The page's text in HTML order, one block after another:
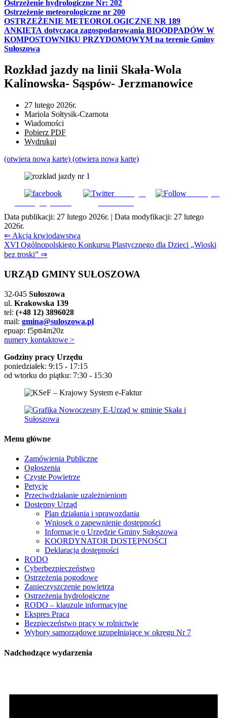
Ostrzeżenie hydrologiczne Nr: 202
Ostrzeżenie meteorologiczne nr 200
OSTRZEŻENIE METEOROLOGICZNE NR 189
ANKIETA dotycząca zagospodarowania BIOODPADÓW W
KOMPOSTOWNIKU PRZYDOMOWYM na terenie Gminy
Sułoszowa
Rozkład jazdy na linii Skała-Wola
Kalinowska- Sąspów- Jerzmanowice
27 lutego 2026r.
Mariola Sołtysik-Czarnota
Wiadomości
Pobierz PDF
Wydrukuj
(otwiera nową kartę) (otwiera nową kartę)
Udostępnij
Subskrybuj
Data publikacji: 27 lutego 2026r. | Data modyfikacji: 27 lutego
2026r.
Nawigacja
wpisu
⇐ Akcja krwiodawstwa
XVI Ogólnopolskiego Konkursu Plastycznego dla Dzieci „Wioski
bez troski” ⇒
URZĄD GMINY SUŁOSZOWA
32-045 Sułoszowa
ul. Krakowska 139
tel: (+48 12) 3896028
mail: gmina@suloszowa.pl
epuap: f5ptt4m20z
numery kontaktowe >
Godziny pracy Urzędu
poniedziałek: 9:15 - 17:15
od wtorku do piątku: 7:30 - 15:30
Menu główne
Zamówienia Publiczne
Ogłoszenia
Czyste Powietrze
Petycje
Przeciwdziałanie uzależnieniom
Dostępny Urząd
Plan działania i sprawozdania
Wniosek o zapewnienie dostępności
Informacje o Urzędzie Gminy Sułoszowa
KOORDYNATOR DOSTĘPNOŚCI
Deklaracja dostępności
RODO
Cyberbezpieczeństwo
Ostrzeżenia pogodowe
Zanieczyszczenie powietrza
Ostrzeżenia hydrologiczne
RODO – klauzule informacyjne
Ekspres Praca
Bezpieczeństwo pracy w rolnictwie
Wybory samorządowe uzupełniające w okręgu Nr 7
Nadchodzące wydarzenia